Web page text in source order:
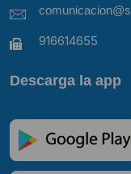
916614655
Descarga la app